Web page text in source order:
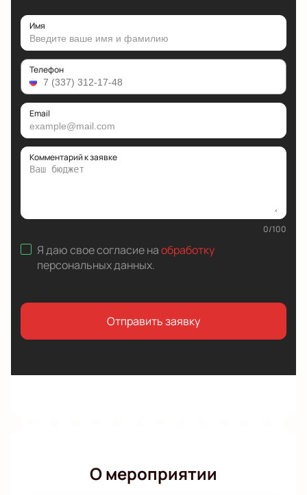
Имя
Телефон
Email
Комментарий к заявке
0/100
Я даю свое согласие наобработку
персональных данных.
Отправить заявку
О мероприятии